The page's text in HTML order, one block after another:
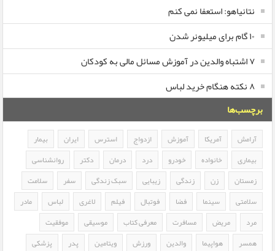
نتانیاهو: استعفا نمی کنم
۱۰ گام برای میلیونر شدن
۷ اشتباه والدین در آموزش مسائل مالی به کودکان
۸ نکته هنگام خرید لباس
برچسب‌ها
آرامش آمریکا آموزش ازدواج استرس ایران
بیمار
بیماری
خانواده خودرو درد درمان دکتر
روانشناسی
زمستان
زن زندگی زیبایی سبک زندگی سفر
سلامت
سلامتی
سینما فضا فوتبال فیلم لاغری لباس
مادر
مرد
مریض مسافرت معرفی کتاب موسیقی
موفقیت
همسر
هواپیما والدین ورزش ویتامین پدر
پزشکی